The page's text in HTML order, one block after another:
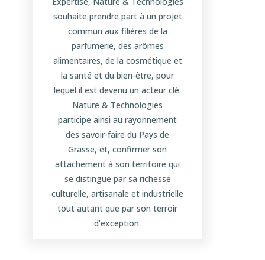
souhaite prendre part à un projet
commun aux filières de la
parfumerie, des arômes
alimentaires, de la cosmétique et
la santé et du bien-être, pour
lequel il est devenu un acteur clé.
Nature & Technologies
participe ainsi au rayonnement
des savoir-faire du Pays de
Grasse, et, confirmer son
attachement à son territoire qui
se distingue par sa richesse
culturelle, artisanale et industrielle
tout autant que par son terroir
d’exception.